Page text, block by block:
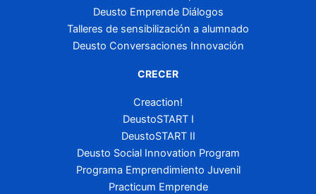
Deusto Emprende Diálogos
Talleres de sensibilización a alumnado
Deusto Conversaciones Innovación
CRECER
Creaction!
DeustoSTART I
DeustoSTART II
Deusto Social Innovation Program
Programa Emprendimiento Juvenil
Practicum Emprende